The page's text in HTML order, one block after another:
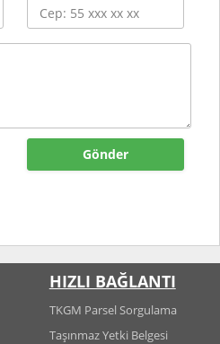
Gönder
HIZLI BAĞLANTI
TKGM Parsel Sorgulama
Taşınmaz Yetki Belgesi